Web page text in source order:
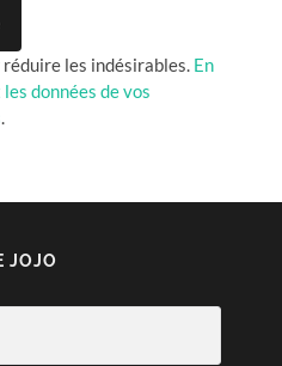
les indésirables. En
données de vos
.
JOJO